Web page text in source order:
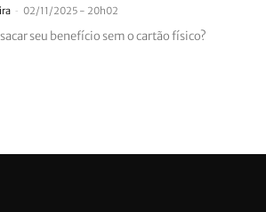
- 02/11/2025 - 20h02
seu benefício sem o cartão físico?